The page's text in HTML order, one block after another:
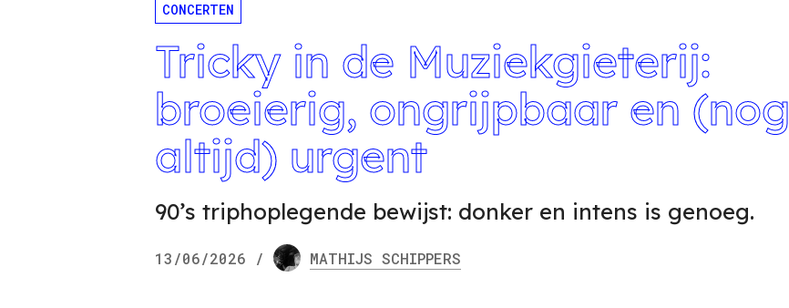
CONCERTEN
Tricky in de Muziekgieterij:
broeierig, ongrijpbaar en (nog
altijd) urgent
90’s triphoplegende bewijst: donker en intens is genoeg.
13/06/2026 / MATHIJS SCHIPPERS